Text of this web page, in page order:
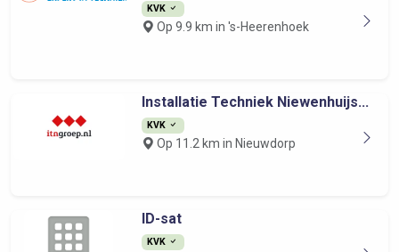
KVK
Op 9.9 km in 's-Heerenhoek
Installatie Techniek Niewenhuijs...
KVK
Op 11.2 km in Nieuwdorp
ID-sat
KVK